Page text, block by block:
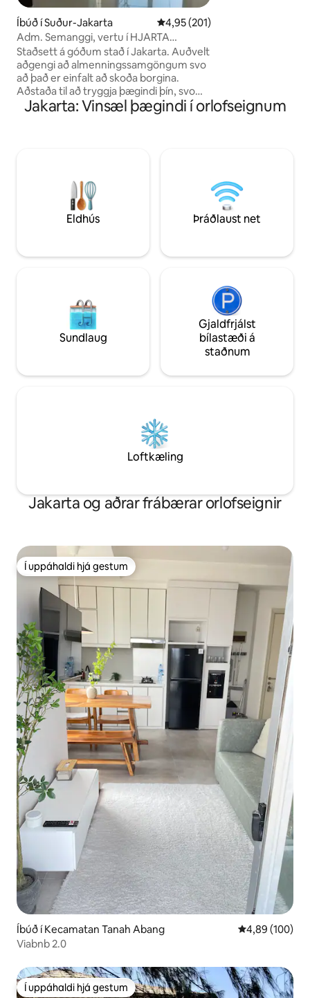
Íbúð í Suður-Jakarta 4,95 af 5 í meðaleinkunn, 201
4,95 (201)
Adm. Semanggi, vertu í HJARTA
BORGARINNAR
Staðsett á góðum stað í Jakarta. Auðvelt
aðgengi að almenningssamgöngum svo
að það er einfalt að skoða borgina.
Aðstaða til að tryggja þægindi þín, svo
sem sundlaug, líkamsræktarstöð,
veitingastaðir, þvottahús, snyrtistofa,
vatnsskammtari. Háhraða þráðlaust net
og kapalsjónvarp. Staðsetning nálægt
SCBD-svæðinu með
eftirlitsmyndavélum. Göngufæri frá
verslunarmiðstöðvum. Njóttu fallegs
útsýnis yfir borgina.
sólarlag og
Jakarta: Vinsæl þægindi í orlofseignum
Eldhús Þráðlaust net
Sundlaug
Gjaldfrjálst
bílastæði á
staðnum
Loftkæling
Jakarta og aðrar frábærar orlofseignir
Í uppáhaldi hjá gestum
Í uppáhaldi hjá gestum
Íbúð í Kecamatan Tanah Abang 4,89 af 5 í
4,89 (100)
Viabnb 2.0
Í uppáhaldi hjá gestum
Í uppáhaldi hjá gestum